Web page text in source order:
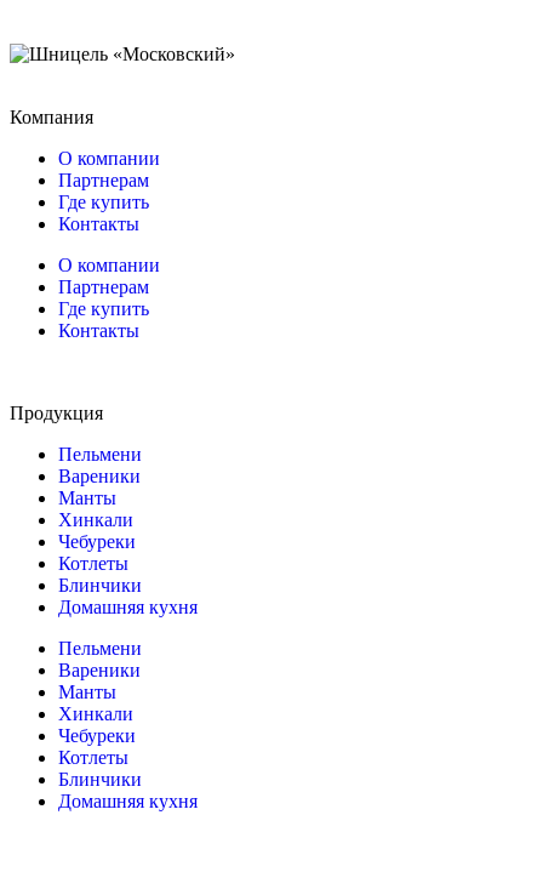
Компания
О компании
Партнерам
Где купить
Контакты
О компании
Партнерам
Где купить
Контакты
Продукция
Пельмени
Вареники
Манты
Хинкали
Чебуреки
Котлеты
Блинчики
Домашняя кухня
Пельмени
Вареники
Манты
Хинкали
Чебуреки
Котлеты
Блинчики
Домашняя кухня